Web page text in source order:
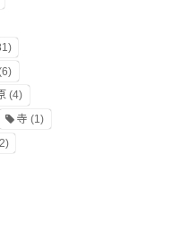
(4)
寺 (1)